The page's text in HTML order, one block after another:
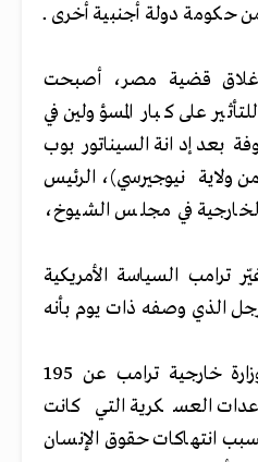
دولة أجنبية أخرى ــ
قضية مصر، أصبحت
على كبار المسؤولين في
بعد إدانة السيناتور بوب
ولاية نيوجيرسي)، الرئيس
في مجلس الشيوخ،
ترامب السياسة الأمريكية
الذي وصفه ذات يوم بأنه
في عام 2018، أفرجت وزارة خارجية ترامب عن 195
العسكرية التي كانت
انتهاكات حقوق الإنسان